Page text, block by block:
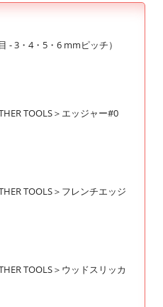
- 3・4・5・6 mmピッチ）
TOOLS＞エッジャー#0
TOOLS＞フレンチエッジ
TOOLS＞ウッドスリッカ